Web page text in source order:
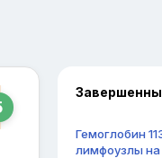
Гемоглобин
лимфоузлы